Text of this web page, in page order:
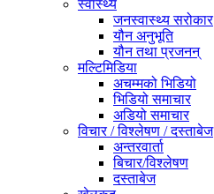
स्वास्थ्य
जनस्वास्थ्य सरोकार
यौन अनुभूति
यौन तथा प्रजनन्
मल्टिमिडिया
अचम्मको भिडियो
भिडियो समाचार
अडियो समाचार
विचार / विश्लेषण / दस्ताबेज
अन्तरवार्ता
बिचार/विश्लेषण
दस्ताबेज